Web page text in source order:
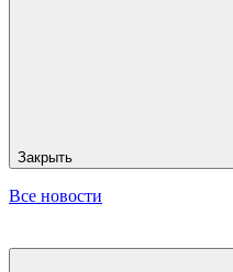
Закрыть
Все новости